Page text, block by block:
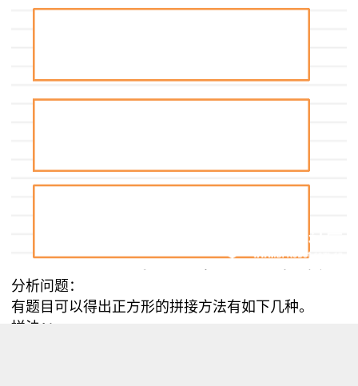
分析问题：
有题目可以得出正方形的拼接方法有如下几种。
拼法1：